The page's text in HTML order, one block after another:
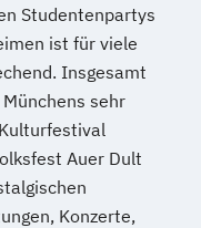
Studentenpartys
ist für viele
Insgesamt
sehr
Auer Dult
Konzerte,